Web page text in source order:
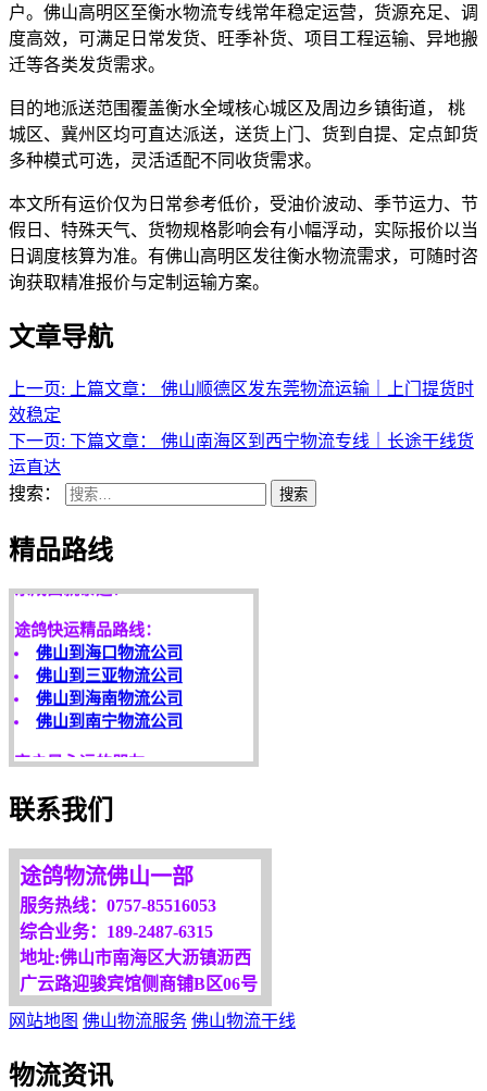
户。佛山高明区至衡水物流专线常年稳定运营，货源充足、调
度高效，可满足日常发货、旺季补货、项目工程运输、异地搬
迁等各类发货需求。
目的地派送范围覆盖衡水全域核心城区及周边乡镇街道， 桃
城区、冀州区均可直达派送，送货上门、货到自提、定点卸货
多种模式可选，灵活适配不同收货需求。
本文所有运价仅为日常参考低价，受油价波动、季节运力、节
假日、特殊天气、货物规格影响会有小幅浮动，实际报价以当
日调度核算为准。有佛山高明区发往衡水物流需求，可随时咨
询获取精准报价与定制运输方案。
文章导航
上一页: 上篇文章：
佛山顺德区发东莞物流运输｜上门提货时
效稳定
下一页: 下篇文章：
佛山南海区到西宁物流专线｜长途干线货
运直达
搜索：
搜索
精品路线
天开地辟宏基，
东成西就泰运！
途鸽快运精品路线：
佛山到海口物流公司
佛山到三亚物流公司
佛山到海南物流公司
佛山到南宁物流公司
客户是永远的朋友，
服务是永恒的追求！
欢迎您光临！
我们将竭诚为你服务！
联系我们
途鸽物流佛山一部
服务热线：0757-85516053
综合业务：189-2487-6315
地址:佛山市南海区大沥镇沥西
广云路迎骏宾馆侧商铺B区06号
网站地图 佛山物流服务 佛山物流干线
物流资讯